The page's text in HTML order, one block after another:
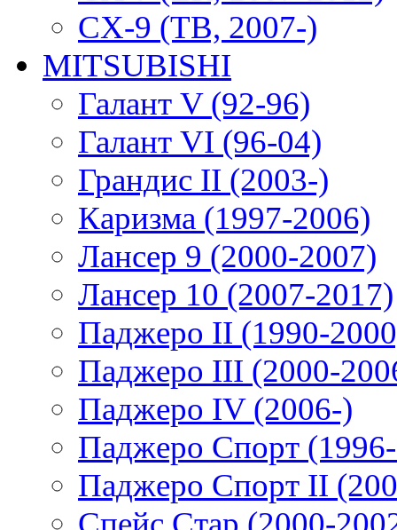
CX-9 (TB, 2007-)
MITSUBISHI
Галант V (92-96)
Галант VI (96-04)
Грандис II (2003-)
Каризма (1997-2006)
Лансер 9 (2000-2007)
Лансер 10 (2007-2017)
Паджеро II (1990-
Паджеро III (2000-
Паджеро IV (2006-)
Паджеро Спорт
Паджеро Спорт II